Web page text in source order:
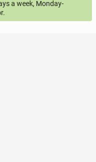
a week, Monday-